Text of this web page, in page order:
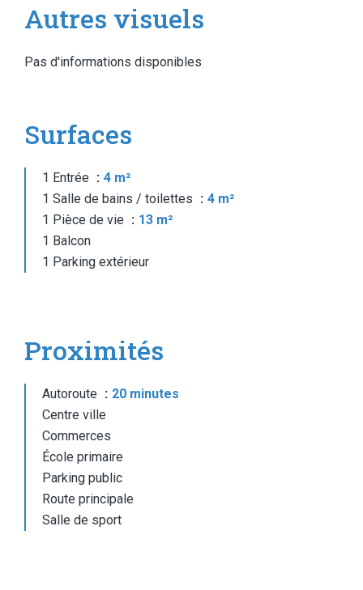
Autres visuels
Pas d'informations disponibles
Surfaces
1 Entrée
4 m²
1 Salle de bains / toilettes
4 m²
1 Pièce de vie
13 m²
1 Balcon
1 Parking extérieur
Proximités
Autoroute
20 minutes
Centre ville
Commerces
École primaire
Parking public
Route principale
Salle de sport